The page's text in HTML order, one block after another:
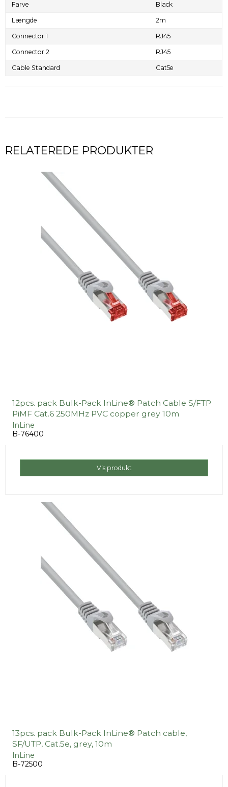
Farve Black
Længde 2m
Connector 1 RJ45
Connector 2 RJ45
Cable Standard Cat5e
RELATEREDE PRODUKTER
12pcs. pack Bulk-Pack InLine® Patch Cable S/FTP
PiMF Cat.6 250MHz PVC copper grey 10m
InLine
B-76400
Vis produkt
13pcs. pack Bulk-Pack InLine® Patch cable,
SF/UTP, Cat.5e, grey, 10m
InLine
B-72500